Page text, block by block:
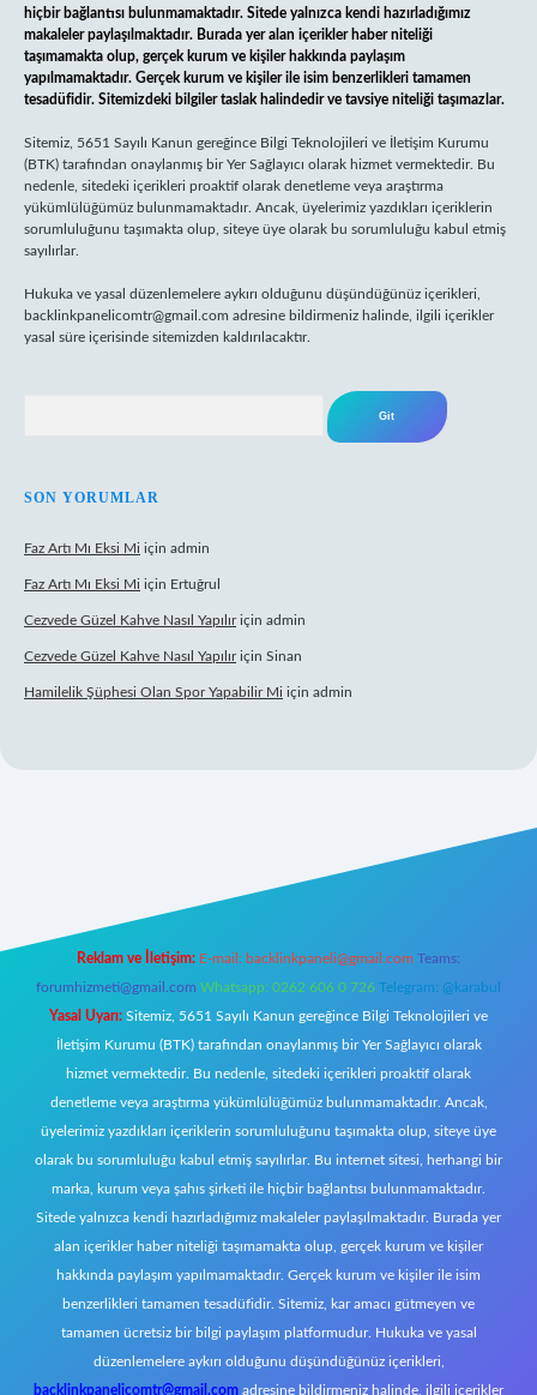
hiçbir bağlantısı bulunmamaktadır. Sitede yalnızca kendi hazırladığımız
makaleler paylaşılmaktadır. Burada yer alan içerikler haber niteliği
taşımamakta olup, gerçek kurum ve kişiler hakkında paylaşım
yapılmamaktadır. Gerçek kurum ve kişiler ile isim benzerlikleri tamamen
tesadüfidir. Sitemizdeki bilgiler taslak halindedir ve tavsiye niteliği taşımazlar.
Sitemiz, 5651 Sayılı Kanun gereğince Bilgi Teknolojileri ve İletişim Kurumu
(BTK) tarafından onaylanmış bir Yer Sağlayıcı olarak hizmet vermektedir. Bu
nedenle, sitedeki içerikleri proaktif olarak denetleme veya araştırma
yükümlülüğümüz bulunmamaktadır. Ancak, üyelerimiz yazdıkları içeriklerin
sorumluluğunu taşımakta olup, siteye üye olarak bu sorumluluğu kabul etmiş
sayılırlar.
Hukuka ve yasal düzenlemelere aykırı olduğunu düşündüğünüz içerikleri,
backlinkpanelicomtr@gmail.com adresine bildirmeniz halinde, ilgili içerikler
yasal süre içerisinde sitemizden kaldırılacaktır.
SON YORUMLAR
Faz Artı Mı Eksi Mi için admin
Faz Artı Mı Eksi Mi için Ertuğrul
Cezvede Güzel Kahve Nasıl Yapılıriçin admin
Cezvede Güzel Kahve Nasıl Yapılıriçin Sinan
Hamilelik Şüphesi Olan Spor Yapabilir Mi için admin
Reklam ve İletişim: E-mail: backlinkpaneli@gmail.com Teams:
forumhizmeti@gmail.com Whatsapp: 0262 606 0 726 Telegram: @karabul
Yasal Uyarı: Sitemiz, 5651 Sayılı Kanun gereğince Bilgi Teknolojileri ve
İletişim Kurumu (BTK) tarafından onaylanmış bir Yer Sağlayıcı olarak
hizmet vermektedir. Bu nedenle, sitedeki içerikleri proaktif olarak
denetleme veya araştırma yükümlülüğümüz bulunmamaktadır. Ancak,
üyelerimiz yazdıkları içeriklerin sorumluluğunu taşımakta olup, siteye üye
olarak bu sorumluluğu kabul etmiş sayılırlar. Bu internet sitesi, herhangi bir
marka, kurum veya şahıs şirketi ile hiçbir bağlantısı bulunmamaktadır.
Sitede yalnızca kendi hazırladığımız makaleler paylaşılmaktadır. Burada yer
alan içerikler haber niteliği taşımamakta olup, gerçek kurum ve kişiler
hakkında paylaşım yapılmamaktadır. Gerçek kurum ve kişiler ile isim
benzerlikleri tamamen tesadüfidir. Sitemiz, kar amacı gütmeyen ve
tamamen ücretsiz bir bilgi paylaşım platformudur. Hukuka ve yasal
düzenlemelere aykırı olduğunu düşündüğünüz içerikleri,
backlinkpanelicomtr@gmail.com adresine bildirmeniz halinde, ilgili içerikler